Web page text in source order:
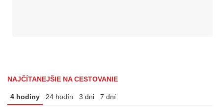
NAJČÍTANEJŠIE NA CESTOVANIE
4 hodiny 24 hodín 3 dni 7 dní